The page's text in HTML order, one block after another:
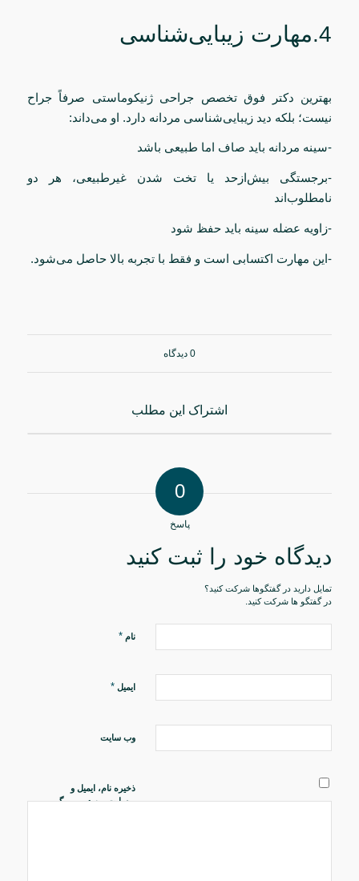
4.مهارت زیبایی‌شناسی
بهترین دکتر فوق تخصص جراحی ژنیکوماستی صرفاً جراح
نیست؛ بلکه دید زیبایی‌شناسی مردانه دارد. او می‌داند:
-سینه مردانه باید صاف اما طبیعی باشد
-برجستگی بیش‌ازحد یا تخت شدن غیرطبیعی، هر دو
نامطلوب‌اند
-زاویه عضله سینه باید حفظ شود
-این مهارت اکتسابی است و فقط با تجربه بالا حاصل می‌شود.
0 دیدگاه
اشتراک این مطلب
0
پاسخ
دیدگاه خود را ثبت کنید
تمایل دارید در گفتگوها شرکت کنید؟
در گفتگو ها شرکت کنید.
نام *
ایمیل *
وب‌ سایت
ذخیره نام، ایمیل و
وبسایت من در مرورگر